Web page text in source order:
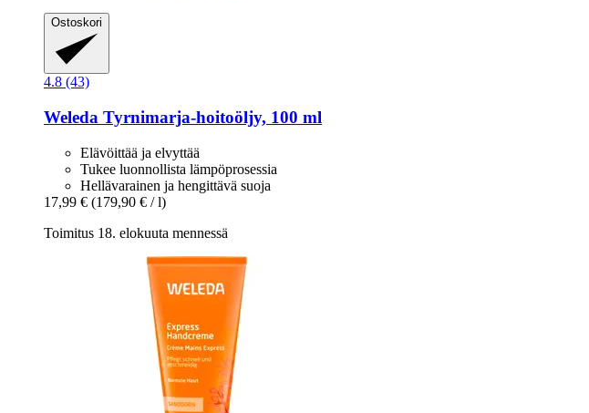
Ostoskori
4.8 (43)
Weleda Tyrnimarja-​hoitoöljy, 100 ml
Elävöittää ja elvyttää
Tukee luonnollista lämpöprosessia
Hellävarainen ja hengittävä suoja
17,99 € (179,90 € / l)
Toimitus 18. elokuuta mennessä